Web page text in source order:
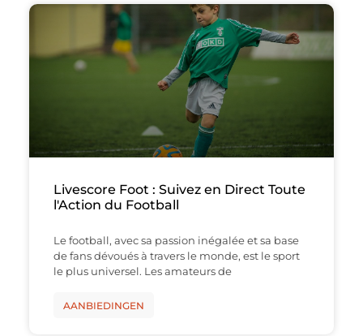
Livescore Foot : Suivez en Direct Toute
l'Action du Football
Le football, avec sa passion inégalée et sa base
de fans dévoués à travers le monde, est le sport
le plus universel. Les amateurs de
AANBIEDINGEN